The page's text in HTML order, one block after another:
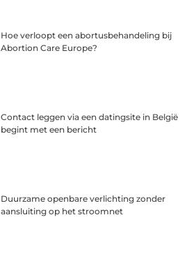
Hoe verloopt een abortusbehandeling bij
Abortion Care Europe?
Contact leggen via een datingsite in België
begint met een bericht
Duurzame openbare verlichting zonder
aansluiting op het stroomnet